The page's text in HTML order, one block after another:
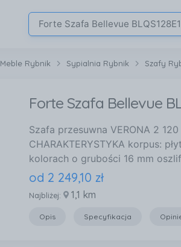
Meble Rybnik Sypialnia Rybnik Szafy
Forte Szafa Bellevue
Szafa przesuwna VERONA 2
CHARAKTERYSTYKA korpus:
kolorach o grubości 16 mm
od 2 249,10 zł
Najbliżej: 1,1 km
Opis Specyfikacja